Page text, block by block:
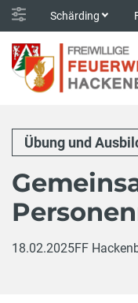
Schärding
Übung und
18.02.2025FF